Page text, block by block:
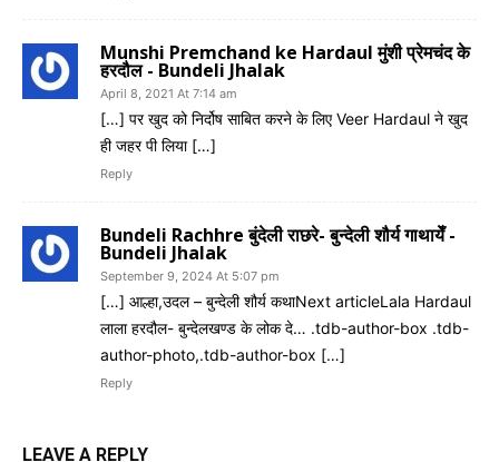
Munshi Premchand ke Hardaul मुंशी प्रेमचंद के
हरदौल - Bundeli Jhalak
April 8, 2021 At 7:14 am
[…] पर खुद को निर्दोष साबित करने के लिए Veer Hardaul ने खुद
ही जहर पी लिया […]
Reply
Bundeli Rachhre बुंदेली राछरे- बुन्देली शौर्य गाथायेँ -
Bundeli Jhalak
September 9, 2024 At 5:07 pm
[…] आल्हा,उदल – बुन्देली शौर्य कथाNext articleLala Hardaul
लाला हरदौल- बुन्देलखण्ड के लोक दे… .tdb-author-box .tdb-
author-photo,.tdb-author-box […]
Reply
LEAVE A REPLY